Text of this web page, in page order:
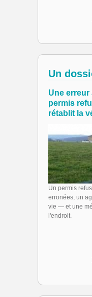
Un
Une
permis
rétablit la
Un permis
erronées, un
vie — et une
l'endroit.